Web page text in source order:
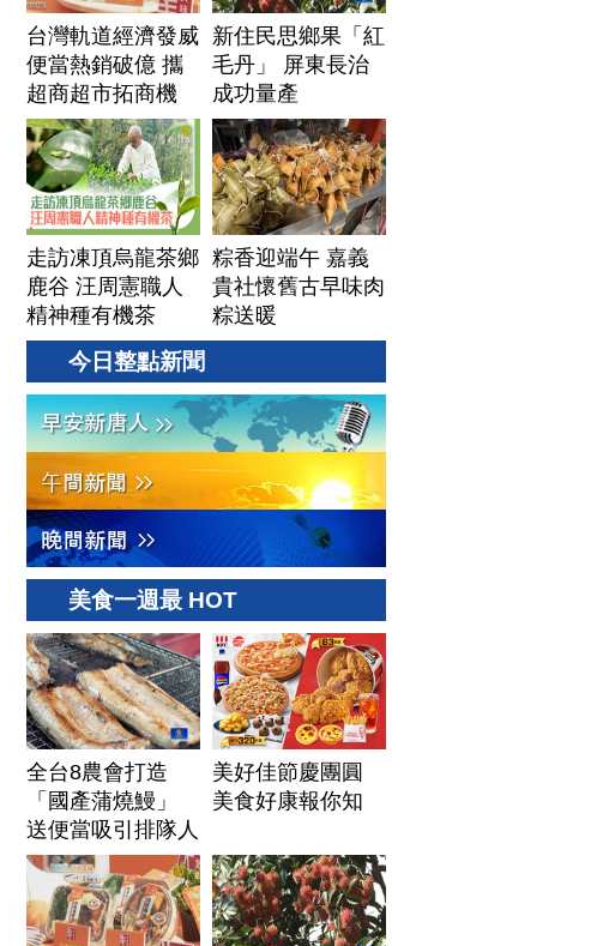
台灣軌道經濟發威
便當熱銷破億 攜
超商超市拓商機
新住民思鄉果「紅
毛丹」 屏東長治
成功量產
走訪凍頂烏龍茶鄉
鹿谷 汪周憲職人
精神種有機茶
粽香迎端午 嘉義
貴社懷舊古早味肉
粽送暖
今日整點新聞
美食一週最 HOT
全台8農會打造
「國產蒲燒鰻」
送便當吸引排隊人
潮
美好佳節慶團圓
美食好康報你知